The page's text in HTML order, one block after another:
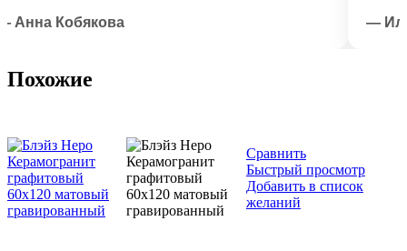
Кобякова
— Илья
Похожие
Сравнить
Быстрый просмотр
Добавить в список
желаний